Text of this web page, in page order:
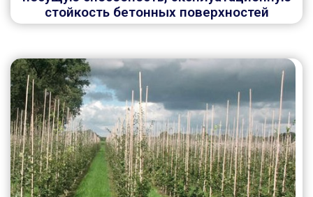
стойкость бетонных поверхностей